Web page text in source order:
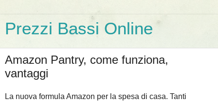
Prezzi Bassi Online
Amazon Pantry, come funziona,
vantaggi
La nuova formula Amazon per la spesa di casa. Tanti